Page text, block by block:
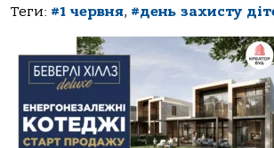
Теги: #1 червня, #день захисту